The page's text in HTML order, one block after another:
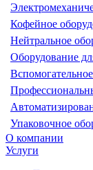
Кофейное
Нейтральное
Оборудование
Упаковочное
О компании
Услуги